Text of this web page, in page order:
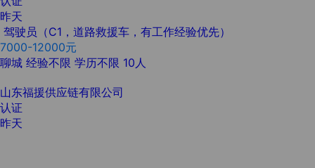
昨天
驾驶员（C1，道路救援车，有工作经验优先）
7000-12000元
聊城 经验不限 学历不限 10人
山东福援供应链有限公司
认证
昨天